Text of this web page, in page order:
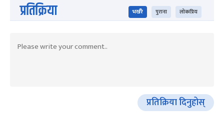
प्रतिक्रिया भर्खरै पुराना लोकप्रिय
प्रतिक्रिया दिनुहोस्